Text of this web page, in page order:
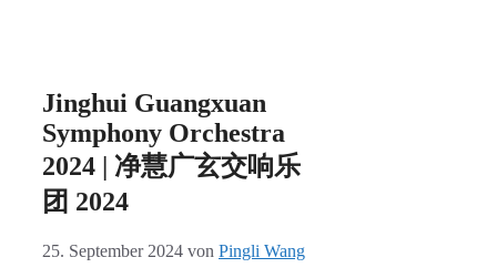
Jinghui Guangxuan
Symphony Orchestra
2024 | 净慧广玄交响乐
团 2024
25. September 2024 von Pingli Wang